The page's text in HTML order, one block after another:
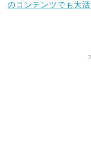
のコンテンツでも大